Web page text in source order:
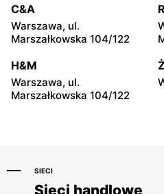
3
Alsen
12
Alsen
C&A
Warszawa, ul.
Marszałkowska 104/122
H&M
Warszawa, ul.
Marszałkowska 104/122
SIECI
Sieci handlowe